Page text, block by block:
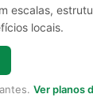
escalas,
locais.
Ver planos